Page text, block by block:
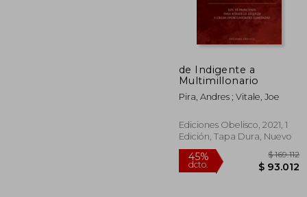
45%
de Indigente a
Multimillonario
Pira, Andres ; Vitale, Joe
Ediciones Obelisco, 2021, 1
Edición, Tapa Dura, Nuevo